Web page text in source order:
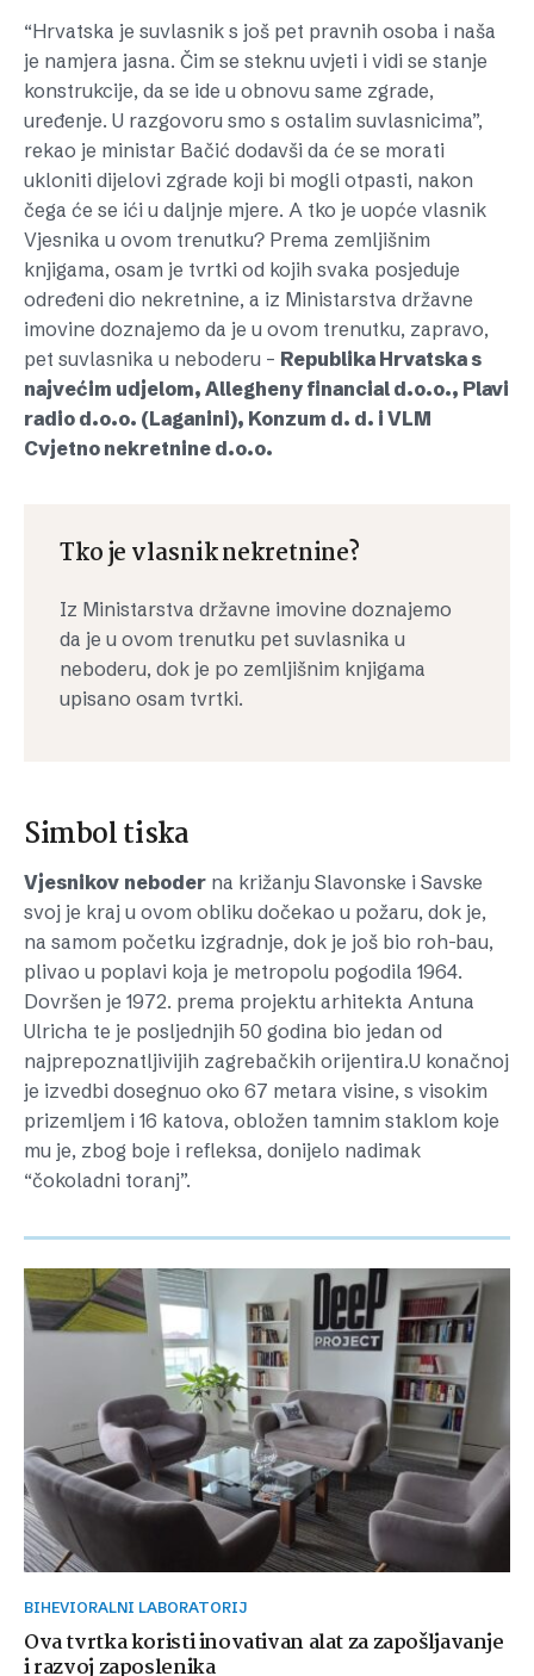
“Hrvatska je suvlasnik s još pet pravnih osoba i naša
je namjera jasna. Čim se steknu uvjeti i vidi se stanje
konstrukcije, da se ide u obnovu same zgrade,
uređenje. U razgovoru smo s ostalim suvlasnicima”,
rekao je ministar Bačić dodavši da će se morati
ukloniti dijelovi zgrade koji bi mogli otpasti, nakon
čega će se ići u daljnje mjere. A tko je uopće vlasnik
Vjesnika u ovom trenutku? Prema zemljišnim
knjigama, osam je tvrtki od kojih svaka posjeduje
određeni dio nekretnine, a iz Ministarstva državne
imovine doznajemo da je u ovom trenutku, zapravo,
pet suvlasnika u neboderu – Republika Hrvatska s
najvećim udjelom, Allegheny financial d.o.o., Plavi
radio d.o.o. (Laganini), Konzum d. d. i VLM
Cvjetno nekretnine d.o.o.
Tko je vlasnik nekretnine?
Iz Ministarstva državne imovine doznajemo
da je u ovom trenutku pet suvlasnika u
neboderu, dok je po zemljišnim knjigama
upisano osam tvrtki.
Simbol tiska
Vjesnikov neboder na križanju Slavonske i Savske
svoj je kraj u ovom obliku dočekao u požaru, dok je,
na samom početku izgradnje, dok je još bio roh-bau,
plivao u poplavi koja je metropolu pogodila 1964.
Dovršen je 1972. prema projektu arhitekta Antuna
Ulricha te je posljednjih 50 godina bio jedan od
najprepoznatljivijih zagrebačkih orijentira.U konačnoj
je izvedbi dosegnuo oko 67 metara visine, s visokim
prizemljem i 16 katova, obložen tamnim staklom koje
mu je, zbog boje i refleksa, donijelo nadimak
“čokoladni toranj”.
BIHEVIORALNI LABORATORIJ
Ova tvrtka koristi inovativan alat za zapošljavanje
i razvoj zaposlenika